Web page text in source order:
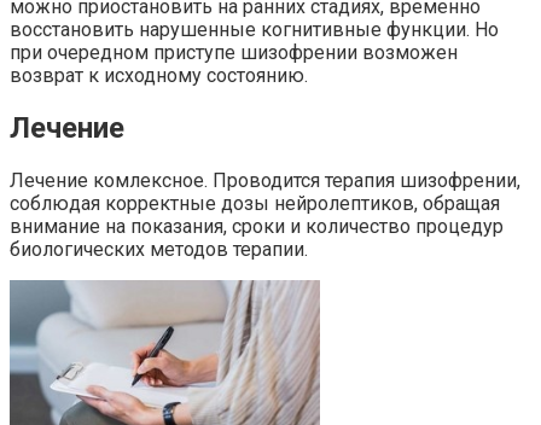
можно приостановить на ранних стадиях, временно
восстановить нарушенные когнитивные функции. Но
при очередном приступе шизофрении возможен
возврат к исходному состоянию.
Лечение
Лечение комлексное. Проводится терапия шизофрении,
соблюдая корректные дозы нейролептиков, обращая
внимание на показания, сроки и количество процедур
биологических методов терапии.